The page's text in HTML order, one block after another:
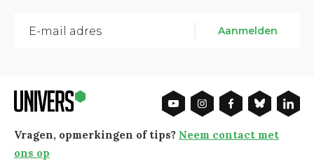
Aanmelden
Vragen, opmerkingen of tips? Neem contact met
ons op